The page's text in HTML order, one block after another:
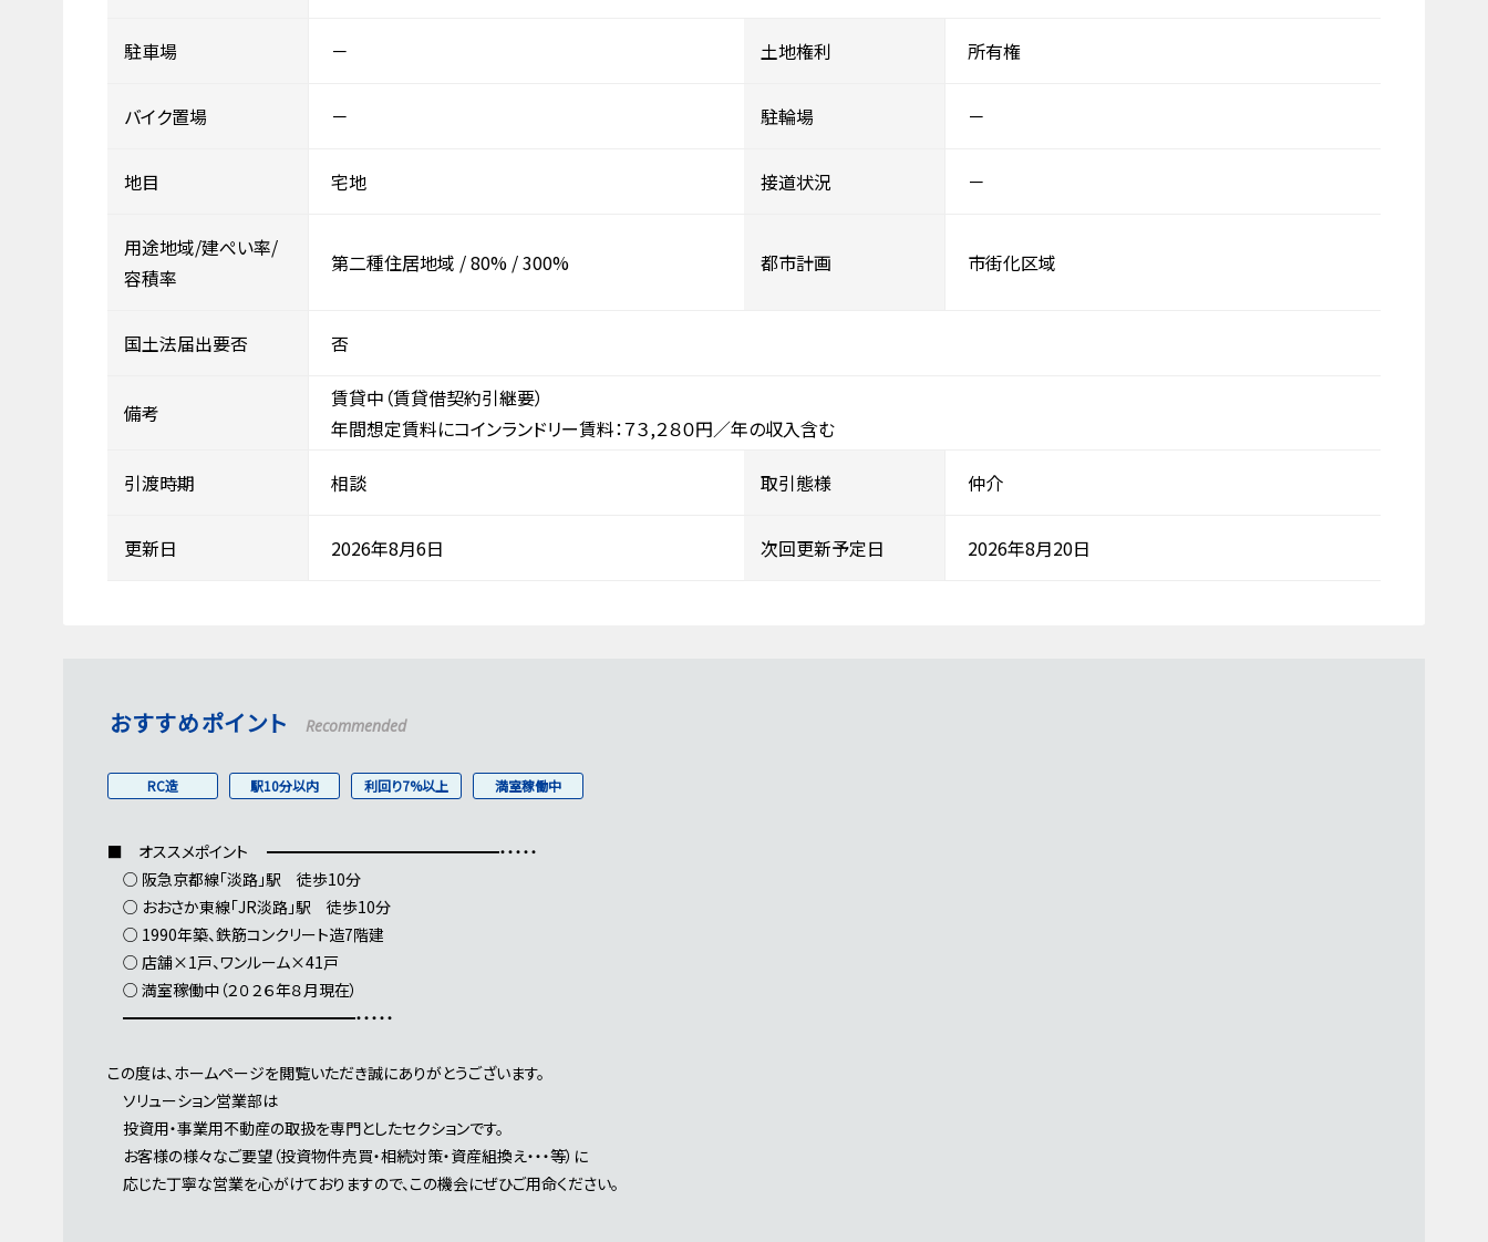
駐車場 － 土地権利 所有権
バイク置場 － 駐輪場 －
地目 宅地 接道状況 －
用途地域/建ぺい率/
容積率
第二種住居地域 /80% /300% 都市計画 市街化区域
国土法届出要否 否
備考
賃貸中（賃貸借契約引継要）
年間想定賃料にコインランドリー賃料：７３,２８０円／年の収入含む
引渡時期 相談 取引態様 仲介
更新日 2026年8月6日 次回更新予定日 2026年8月20日
おすすめポイント Recommended
RC造 駅10分以内 利回り7%以上 満室稼働中
■ オススメポイント ━━━━━━━━━━━━━━━・・・・・
○ 阪急京都線「淡路」駅 徒歩10分
○ おおさか東線「JR淡路」駅 徒歩10分
○ 1990年築、鉄筋コンクリート造7階建
○ 店舗×1戸、ワンルーム×41戸
○ 満室稼働中（２０２６年８月現在）
━━━━━━━━━━━━━━━・・・・・
この度は、ホームページを閲覧いただき誠にありがとうございます。
ソリューション営業部は
投資用・事業用不動産の取扱を専門としたセクションです。
お客様の様々なご要望（投資物件売買・相続対策・資産組換え・・・等）に
応じた丁寧な営業を心がけておりますので、この機会にぜひご用命ください。